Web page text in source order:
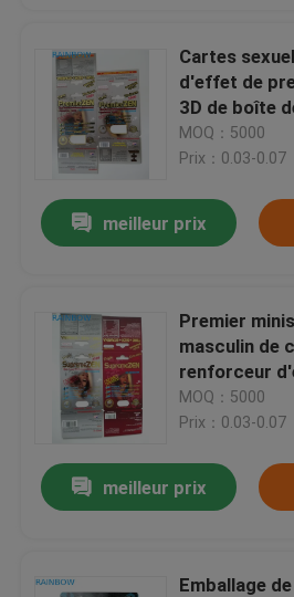
À la maison
Produits
Cartes
d'effet de
3D de boîte
l'affichage
masculine
MOQ：5000
Prix：0.03-0.07
meilleur prix
Premier
masculin de
renforceur
de papier
13
MOQ：5000
Prix：0.03-0.07
meilleur prix
Emballage